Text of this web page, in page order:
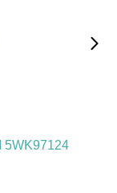
5WK97124